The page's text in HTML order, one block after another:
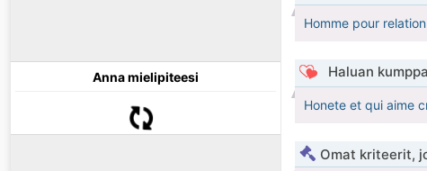
Anna mielipiteesi
Homme pour
Haluan
Honete et qui aime
Omat kriteerit,